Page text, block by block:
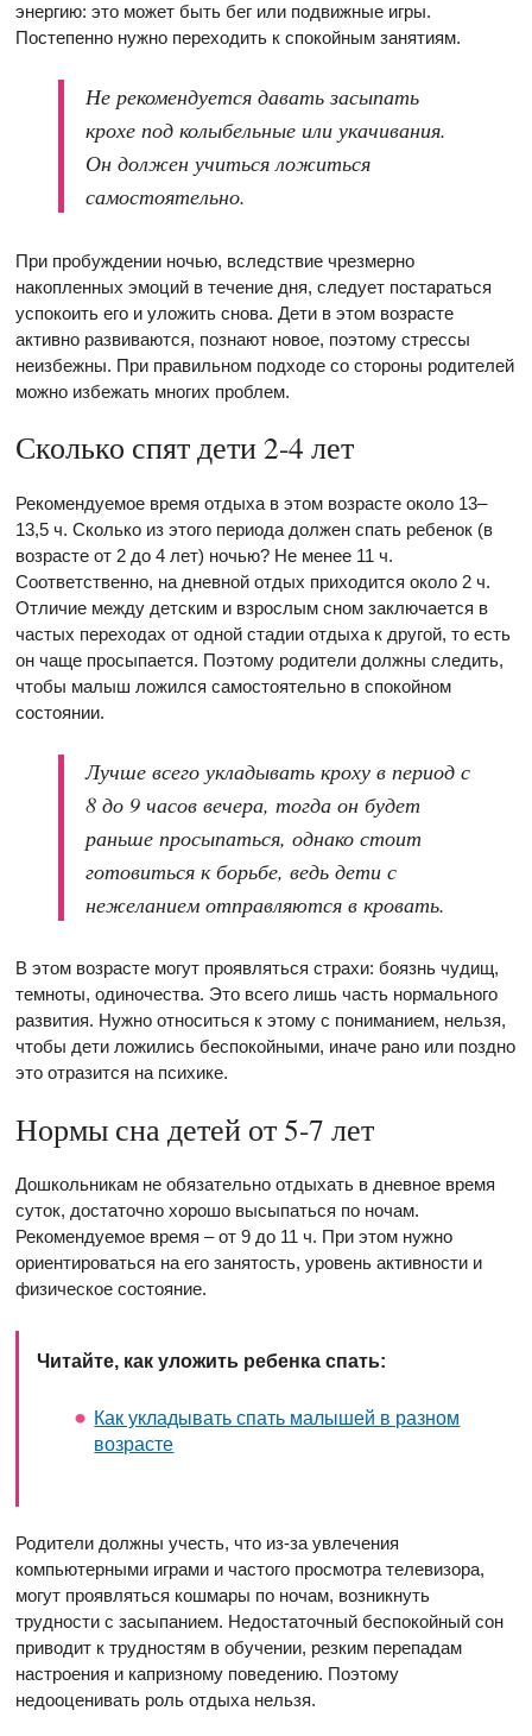
энергию: это может быть бег или подвижные игры.
Постепенно нужно переходить к спокойным занятиям.
Не рекомендуется давать засыпать
крохе под колыбельные или укачивания.
Он должен учиться ложиться
самостоятельно.
При пробуждении ночью, вследствие чрезмерно
накопленных эмоций в течение дня, следует постараться
успокоить его и уложить снова. Дети в этом возрасте
активно развиваются, познают новое, поэтому стрессы
неизбежны. При правильном подходе со стороны родителей
можно избежать многих проблем.
Сколько спят дети 2-4 лет
Рекомендуемое время отдыха в этом возрасте около 13–
13,5 ч. Сколько из этого периода должен спать ребенок (в
возрасте от 2 до 4 лет) ночью? Не менее 11 ч.
Соответственно, на дневной отдых приходится около 2 ч.
Отличие между детским и взрослым сном заключается в
частых переходах от одной стадии отдыха к другой, то есть
он чаще просыпается. Поэтому родители должны следить,
чтобы малыш ложился самостоятельно в спокойном
состоянии.
Лучше всего укладывать кроху в период с
8 до 9 часов вечера, тогда он будет
раньше просыпаться, однако стоит
готовиться к борьбе, ведь дети с
нежеланием отправляются в кровать.
В этом возрасте могут проявляться страхи: боязнь чудищ,
темноты, одиночества. Это всего лишь часть нормального
развития. Нужно относиться к этому с пониманием, нельзя,
чтобы дети ложились беспокойными, иначе рано или поздно
это отразится на психике.
Нормы сна детей от 5-7 лет
Дошкольникам не обязательно отдыхать в дневное время
суток, достаточно хорошо высыпаться по ночам.
Рекомендуемое время – от 9 до 11 ч. При этом нужно
ориентироваться на его занятость, уровень активности и
физическое состояние.
Читайте, как уложить ребенка спать:
Как укладывать спать малышей в разном
возрасте
Родители должны учесть, что из-за увлечения
компьютерными играми и частого просмотра телевизора,
могут проявляться кошмары по ночам, возникнуть
трудности с засыпанием. Недостаточный беспокойный сон
приводит к трудностям в обучении, резким перепадам
настроения и капризному поведению. Поэтому
недооценивать роль отдыха нельзя.